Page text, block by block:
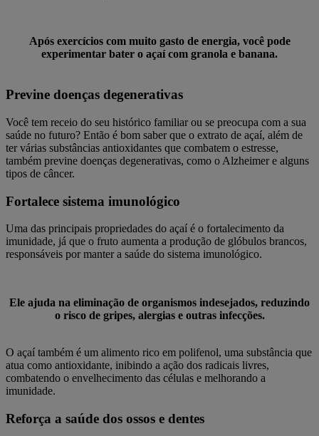
Após exercícios com muito gasto de energia, você pode
experimentar bater o açaí com granola e banana.
Previne doenças degenerativas
Você tem receio do seu histórico familiar ou se preocupa com a sua
saúde no futuro? Então é bom saber que o extrato de açaí, além de
ter várias substâncias antioxidantes que combatem o estresse,
também previne doenças degenerativas, como o Alzheimer e alguns
tipos de câncer.
Fortalece sistema imunológico
Uma das principais propriedades do açaí é o fortalecimento da
imunidade, já que o fruto aumenta a produção de glóbulos brancos,
responsáveis por manter a saúde do sistema imunológico.
Ele ajuda na eliminação de organismos indesejados, reduzindo
o risco de gripes, alergias e outras infecções.
O açaí também é um alimento rico em polifenol, uma substância que
atua como antioxidante, inibindo a ação dos radicais livres,
combatendo o envelhecimento das células e melhorando a
imunidade.
Reforça a saúde dos ossos e dentes